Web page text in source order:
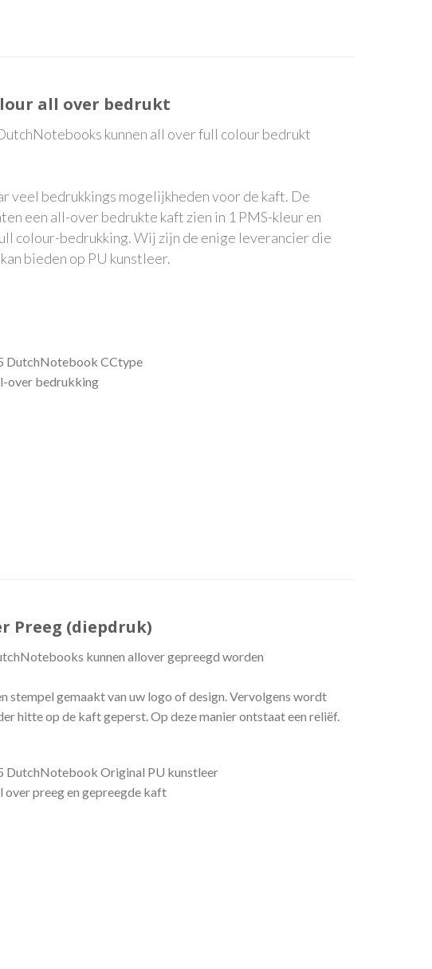
all over bedrukt
kunnen all over full colour bedrukt
veel bedrukkings mogelijkheden voor de kaft. De
een all-over bedrukte kaft zien in 1 PMS-kleur en
colour-bedrukking. Wij zijn de enige leverancier die
bieden op PU kunstleer.
DutchNotebook CCtype
over bedrukking
Preeg (diepdruk)
kunnen allover gepreegd worden
stempel gemaakt van uw logo of design. Vervolgens wordt
hitte op de kaft geperst. Op deze manier ontstaat een reliëf.
DutchNotebook Original PU kunstleer
over preeg en gepreegde kaft